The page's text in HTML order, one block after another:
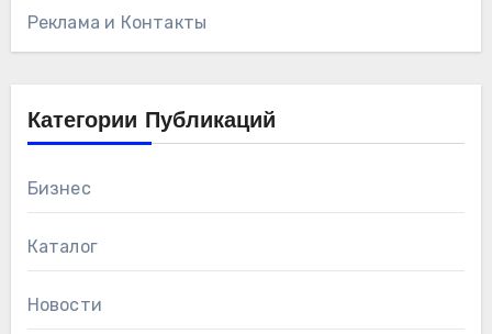
Реклама и Контакты
Категории Публикаций
Бизнес
Каталог
Новости